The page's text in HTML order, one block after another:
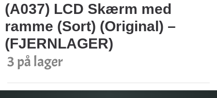
(A037) LCD Skærm med
ramme (Sort) (Original) –
(FJERNLAGER)
3 på lager